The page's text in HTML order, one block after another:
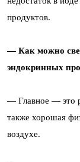
продуктов.
— Как можно
эндокринных
— Главное — это
также хорошая
воздухе.